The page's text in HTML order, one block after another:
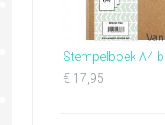
Stempelboek A4
€17,95